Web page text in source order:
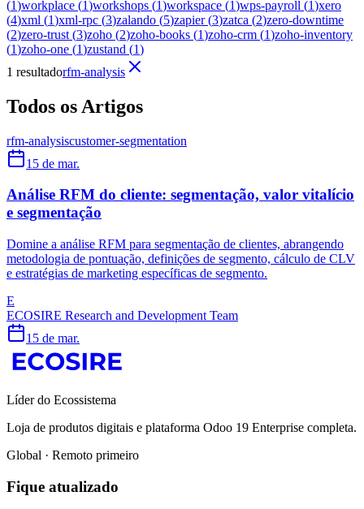
(1)workplace (1)workshops (1)workspace (1)wps-payroll (1)xero
(4)xml (1)xml-rpc (3)zalando (5)zapier(3)zatca (2)zero-downtime
(2)zero-trust (3)zoho (2)zoho-books (1)zoho-crm (1)zoho-inventory
(1)zoho-one (1)zustand (1)
1 resultadorfm-analysis
Todos os Artigos
rfm-analysiscustomer-segmentation
15 de mar.
Análise RFM do cliente: segmentação, valor vitalício
e segmentação
Domine a análise RFM para segmentação de clientes, abrangendo
metodologia de pontuação, definições de segmento, cálculo de CLV
e estratégias de marketing específicas de segmento.
E
ECOSIRE Research and Development Team
15 de mar.
Líder do Ecossistema
Loja de produtos digitais e plataforma Odoo 19 Enterprise completa.
Global · Remoto primeiro
Fique atualizado